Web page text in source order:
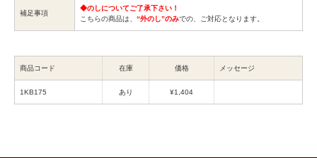
補足事項
◆のしについてご了承下さい！
こちらの商品は、 “外のし”のみでの、ご対応となります。
商品コード 在庫 価格 メッセージ
1KB175 あり ¥1,404